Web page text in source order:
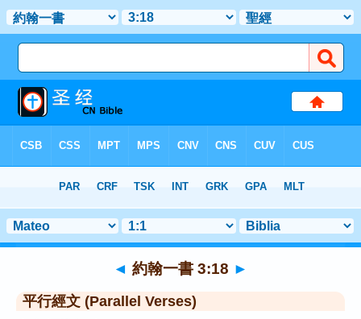
> 聖經金句 18
◄ 約翰一書 3:18 ►
平行經文 (Parallel Verses)